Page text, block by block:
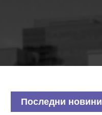
Последни новини